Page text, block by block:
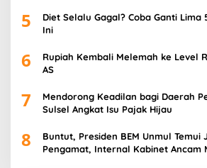
5
Diet Selalu Gagal? Coba Ganti Lima
Ini
6
Rupiah Kembali Melemah ke Level
AS
7
Mendorong Keadilan bagi Daerah
Sulsel Angkat Isu Pajak Hijau
8
Buntut, Presiden BEM Unmul Temui
Pengamat, Internal Kabinet Ancam